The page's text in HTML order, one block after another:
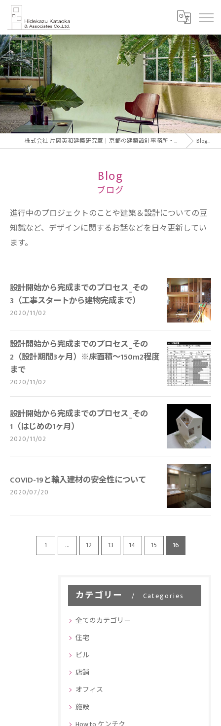
株式会社 片岡英和建築研究室｜京都の建築設計事務所・建築家 片岡英和｜Hidekazu Kataoka Architect & Associates Blogブロ
Blog
ブログ
進行中のプロジェクトのことや建築＆設計についての豆
知識など、デザインに関するお話などを日々更新してい
ます。
設計開始から完成までのプロセス_その
3（工事スタートから建物完成まで）
2020/11/02
設計開始から完成までのプロセス_その
2（設計期間3ヶ月）※床面積〜150m2程度
まで
2020/11/02
設計開始から完成までのプロセス_その
1（はじめの1ヶ月）
2020/11/02
COVID-19と輸入建材の安全性について
2020/07/20
1 ... 12 13 14 15 16
カテゴリー Categories
全てのカテゴリー
住宅
ビル
店舗
オフィス
施設